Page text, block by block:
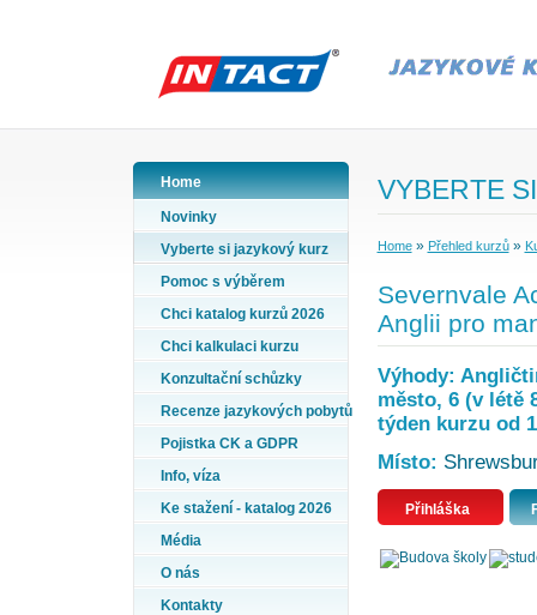
Home
Novinky
Vyberte si jazykový kurz
Pomoc s výběrem
Chci katalog kurzů 2026
Chci kalkulaci kurzu
Konzultační schůzky
Recenze jazykových pobytů
Pojistka CK a GDPR
Info, víza
Ke stažení - katalog 2026
Média
O nás
Kontakty
VYBERTE
Home» Přehled kurzů»
Severnvale
Anglii pro
Výhody:
město, 6 (v létě
týden kurzu od
Místo:
Přihláška